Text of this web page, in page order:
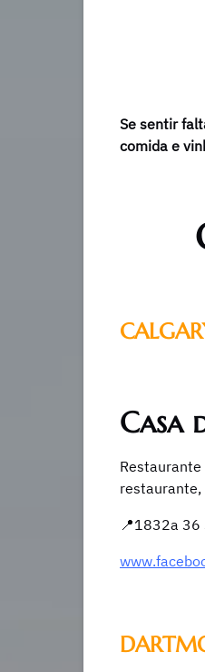
Se sentir
comida e
Casa
restaurante,
📍1832a 36